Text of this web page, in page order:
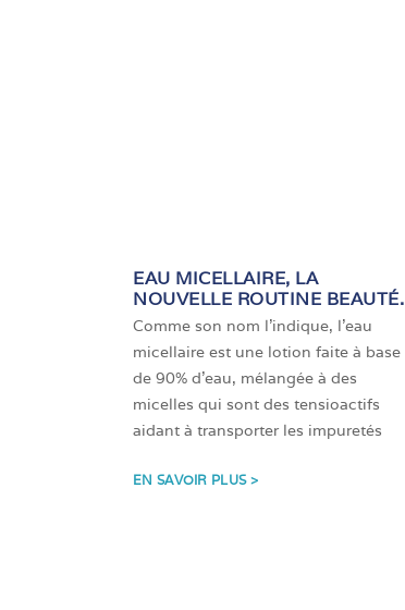
EAU MICELLAIRE, LA
NOUVELLE ROUTINE BEAUTÉ.
Comme son nom l’indique, l’eau
micellaire est une lotion faite à base
de 90% d’eau, mélangée à des
micelles qui sont des tensioactifs
aidant à transporter les impuretés
EN SAVOIR PLUS >